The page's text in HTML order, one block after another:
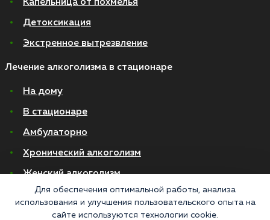
Капельница от похмелья
Детоксикация
Экстренное вытрезвление
Лечение алкоголизма в стационаре
На дому
В стационаре
Амбулаторно
Хронический алкоголизм
Женский алкоголизм
Пивной алкоголизм
Для обеспечения оптимальной работы, анализа
использования и улучшения пользовательского опыта на
сайте используются технологии cookie.